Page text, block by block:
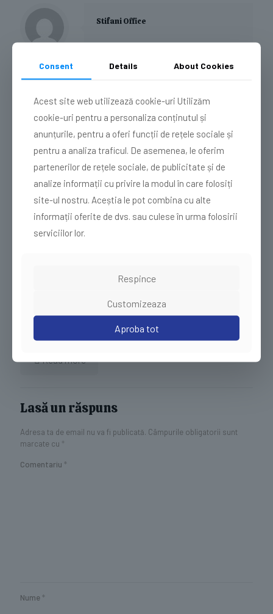
Stifani Office
importanta-ambalajelor
Ambalaje Postale si Plicuri de Curierat – Solutii Eficiente
pentru Comertul Electronic
Read more
Lasă un răspuns
Adresa ta de email nu va fi publicată. Câmpurile obligatorii sunt
marcate cu *
Comentariu *
Nume *
Consent Details About Cookies
Acest site web utilizează cookie-uri Utilizăm
cookie-uri pentru a personaliza conținutul și
anunțurile, pentru a oferi funcții de rețele sociale și
pentru a analiza traficul. De asemenea, le oferim
partenerilor de rețele sociale, de publicitate și de
analize informații cu privire la modul în care folosiți
site-ul nostru. Aceștia le pot combina cu alte
informații oferite de dvs. sau culese în urma folosirii
serviciilor lor.
Respince
Customizeaza
Aproba tot